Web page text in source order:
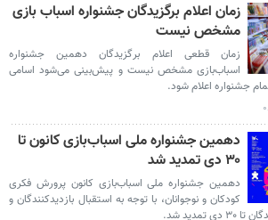
زمان اعلام برگزیدگان جشنواره اسباب بازی
مشخص نیست
زمان قطعی اعلام برگزیدگان دهمین جشنواره
اسباب‌بازی مشخص نیست و پیش‌بینی می‌شود اسامی
جشنواره اعلام شود.
دهمین جشنواره ملی اسباب‌بازی کانون تا
۳۰ دی تمدید شد
دهمین جشنواره ملی اسباب‌بازی کانون پرورش فکری
کودکان و نوجوانان، با توجه به استقبال بازدیدکنندگان و
تمدید شد.